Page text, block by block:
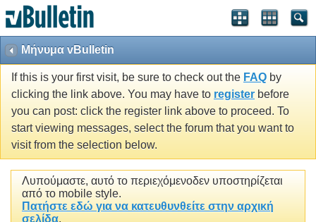
Μήνυμα vBulletin
If this is your first visit, be sure to check out the FAQ by
clicking the link above. You may have to register before
you can post: click the register link above to proceed. To
start viewing messages, select the forum that you want to
visit from the selection below.
Λυπούμαστε, αυτό το περιεχόμενοδεν υποστηρίζεται
από το mobile style.
Πατήστε εδώ για να κατευθυνθείτε στην αρχική
σελίδα.